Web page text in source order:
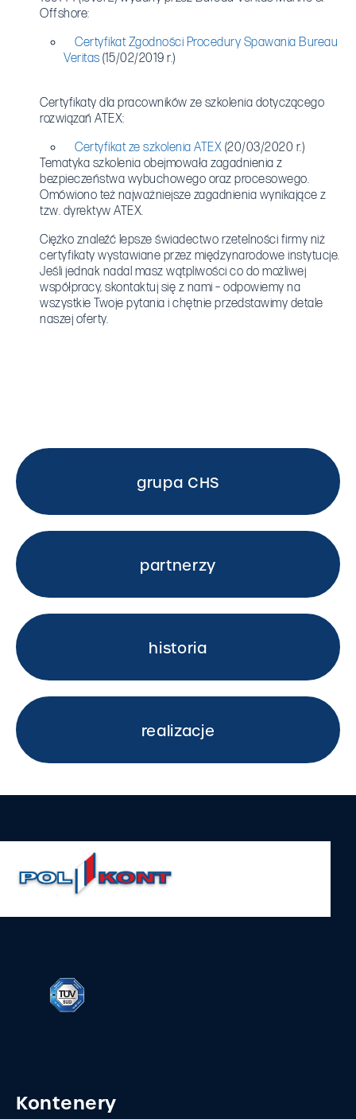
Offshore:
Certyfikat Zgodności Procedury Spawania Bureau
Veritas (15/02/2019 r.)
Certyfikaty dla pracowników ze szkolenia dotyczącego
rozwiązań ATEX:
Certyfikat ze szkolenia ATEX (20/03/2020 r.)
Tematyka szkolenia obejmowała zagadnienia z
bezpieczeństwa wybuchowego oraz procesowego.
Omówiono też najważniejsze zagadnienia wynikające z
tzw. dyrektyw ATEX.
Ciężko znaleźć lepsze świadectwo rzetelności firmy niż
certyfikaty wystawiane przez międzynarodowe instytucje.
Jeśli jednak nadal masz wątpliwości co do możliwej
współpracy, skontaktuj się z nami – odpowiemy na
wszystkie Twoje pytania i chętnie przedstawimy detale
naszej oferty.
grupa CHS
partnerzy
historia
realizacje
Kontenery